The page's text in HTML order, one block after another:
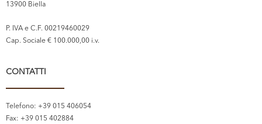
13900 Biella
P. IVA e C.F. 00219460029
Cap. Sociale € 100.000,00 i.v.
CONTATTI
Telefono: +39 015 406054
Fax: +39 015 402884